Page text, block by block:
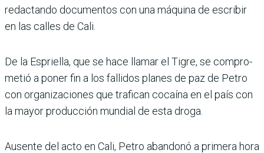
redac­tando documentos con una máquina de escribir
en las calles de Cali.
De la Espriella, que se hace llamar el Tigre, se compro­
metió a poner fin a los falli­dos planes de paz de Petro
con organizaciones que tra­fican cocaína en el país con
la mayor producción mundial de esta droga.
Ausente del acto en Cali, Petro abandonó a primera hora